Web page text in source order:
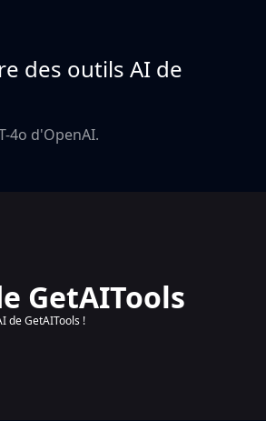
des outils AI de
4o d'OpenAI.
GetAITools
de GetAITools !